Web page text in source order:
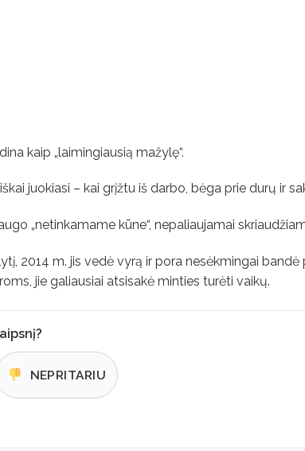
kaip „laimingiausią mažylę“.
juokiasi – kai grįžtu iš darbo, bėga prie durų ir
„netinkamame kūne“, nepaliaujamai
2014 m. jis vedė vyrą ir pora nesėkmingai
jie galiausiai atsisakė minties turėti vaikų.
NEPRITARIU